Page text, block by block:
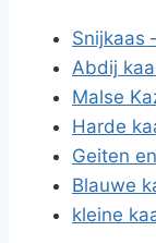
Snijkaas
Abdij
Malse
Harde
Geiten
Blauwe
kleine